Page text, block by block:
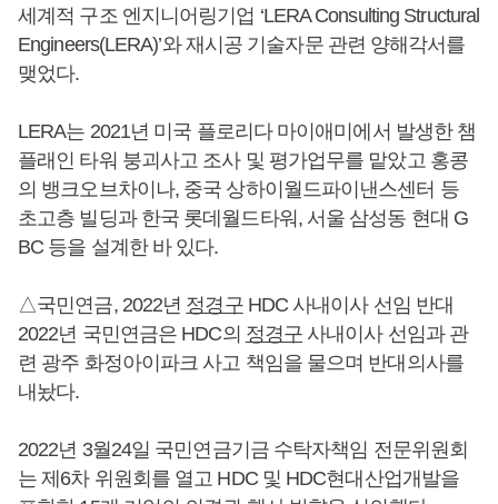
세계적 구조 엔지니어링기업 ‘LERA Consulting Structural
Engineers(LERA)’와 재시공 기술자문 관련 양해각서를
맺었다.
LERA는 2021년 미국 플로리다 마이애미에서 발생한 챔
플래인 타워 붕괴사고 조사 및 평가업무를 맡았고 홍콩
의 뱅크오브차이나, 중국 상하이월드파이낸스센터 등
초고층 빌딩과 한국 롯데월드타워, 서울 삼성동 현대 G
BC 등을 설계한 바 있다.
△국민연금, 2022년 정경구HDC 사내이사 선임 반대
2022년 국민연금은 HDC의 정경구 사내이사 선임과 관
련 광주 화정아이파크 사고 책임을 물으며 반대의사를
내놨다.
2022년 3월24일 국민연금기금 수탁자책임 전문위원회
는 제6차 위원회를 열고 HDC 및 HDC현대산업개발을